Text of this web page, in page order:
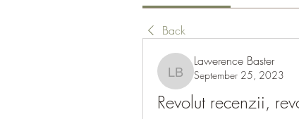
Back
Lawerence Baster
Lawerence Baster
September 25, 2023
Revolut recenzii,